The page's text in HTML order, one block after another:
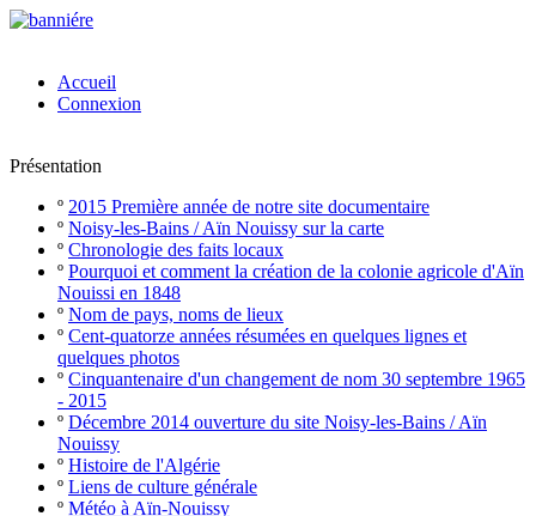
Accueil
Connexion
Présentation
º 2015 Première année de notre site documentaire
º Noisy-les-Bains / Aïn Nouissy sur la carte
º Chronologie des faits locaux
º Pourquoi et comment la création de la colonie agricole d'Aïn
Nouissi en 1848
º Nom de pays, noms de lieux
º Cent-quatorze années résumées en quelques lignes et
quelques photos
º Cinquantenaire d'un changement de nom 30 septembre 1965
- 2015
º Décembre 2014 ouverture du site Noisy-les-Bains / Aïn
Nouissy
º Histoire de l'Algérie
º Liens de culture générale
º Météo à Aïn-Nouissy